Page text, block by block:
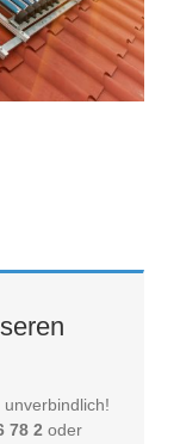
78 2 oder